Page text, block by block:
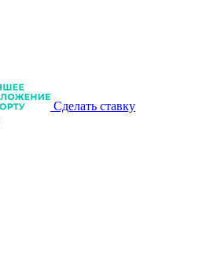
Сделать ставку